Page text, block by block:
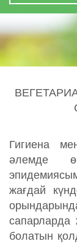
Гигиена
әлемде
жағдай
сапарларда
болатын